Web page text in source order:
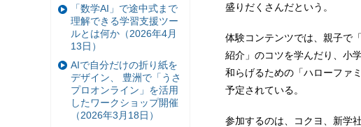
盛りだくさんだという。
体験コンテンツでは、親子で
紹介」のコツを学んだり、小
和らげるための「ハローファ
予定されている。
参加するのは、コクヨ、新学
「数学AI」で途中式まで
理解できる学習支援ツー
ルとは何か（2026年4月
13日）
AIで自分だけの折り紙を
デザイン、 豊洲で「うさ
プロオンライン」を活用
したワークショップ開催
（2026年3月18日）